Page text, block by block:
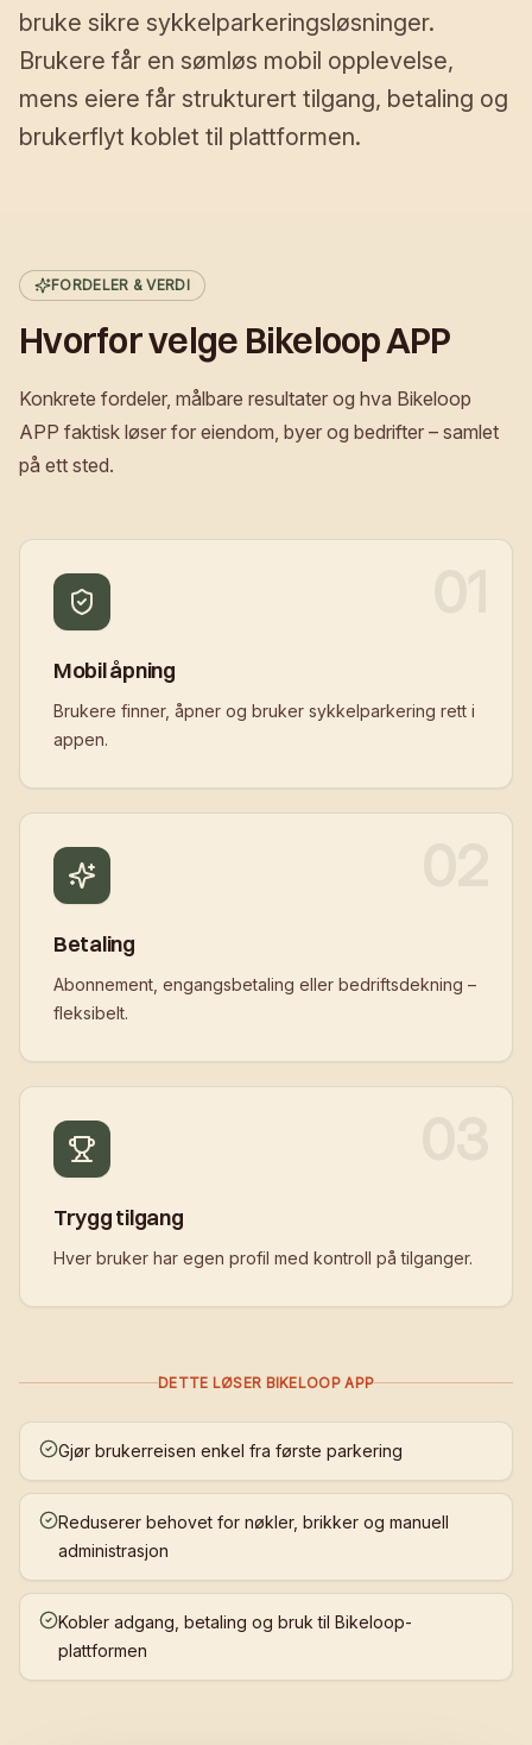
bruke sikre sykkelparkeringsløsninger.
Brukere får en sømløs mobil opplevelse,
mens eiere får strukturert tilgang, betaling og
brukerflyt koblet til plattformen.
FORDELER & VERDI
Hvorfor velge Bikeloop APP
Konkrete fordeler, målbare resultater og hva Bikeloop
APP faktisk løser for eiendom, byer og bedrifter – samlet
på ett sted.
Mobil åpning
Brukere finner, åpner og bruker sykkelparkering rett i
appen.
Betaling
Abonnement, engangsbetaling eller bedriftsdekning –
fleksibelt.
Trygg tilgang
Hver bruker har egen profil med kontroll på tilganger.
DETTE LØSER BIKELOOP APP
Gjør brukerreisen enkel fra første parkering
Reduserer behovet for nøkler, brikker og manuell
administrasjon
Kobler adgang, betaling og bruk til Bikeloop-
plattformen